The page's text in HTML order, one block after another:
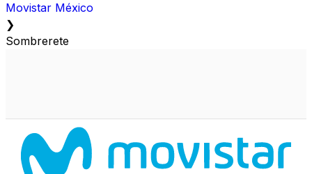
Movistar México
❯
Sombrerete